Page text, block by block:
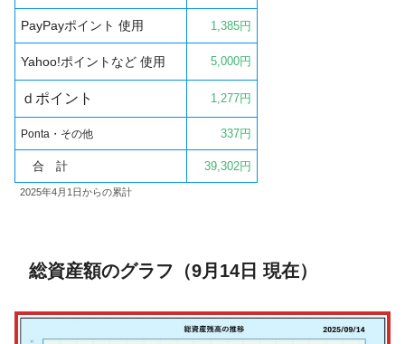
PayPayポイント 使用 1,385円
Yahoo!ポイント など使用 5,000円
ｄポイント 1,277円
Ponta・その他 337円
合 計 39,302円
2025年4月1日からの累計
総資産額のグラフ（9月14日 現在）